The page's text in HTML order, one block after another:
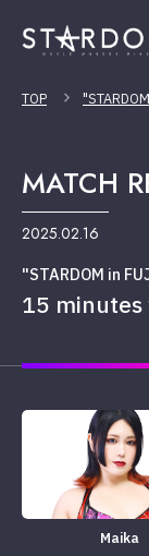
TOP
MATCH
2025.02.16
"STARDOM in
15 minutes
Maika